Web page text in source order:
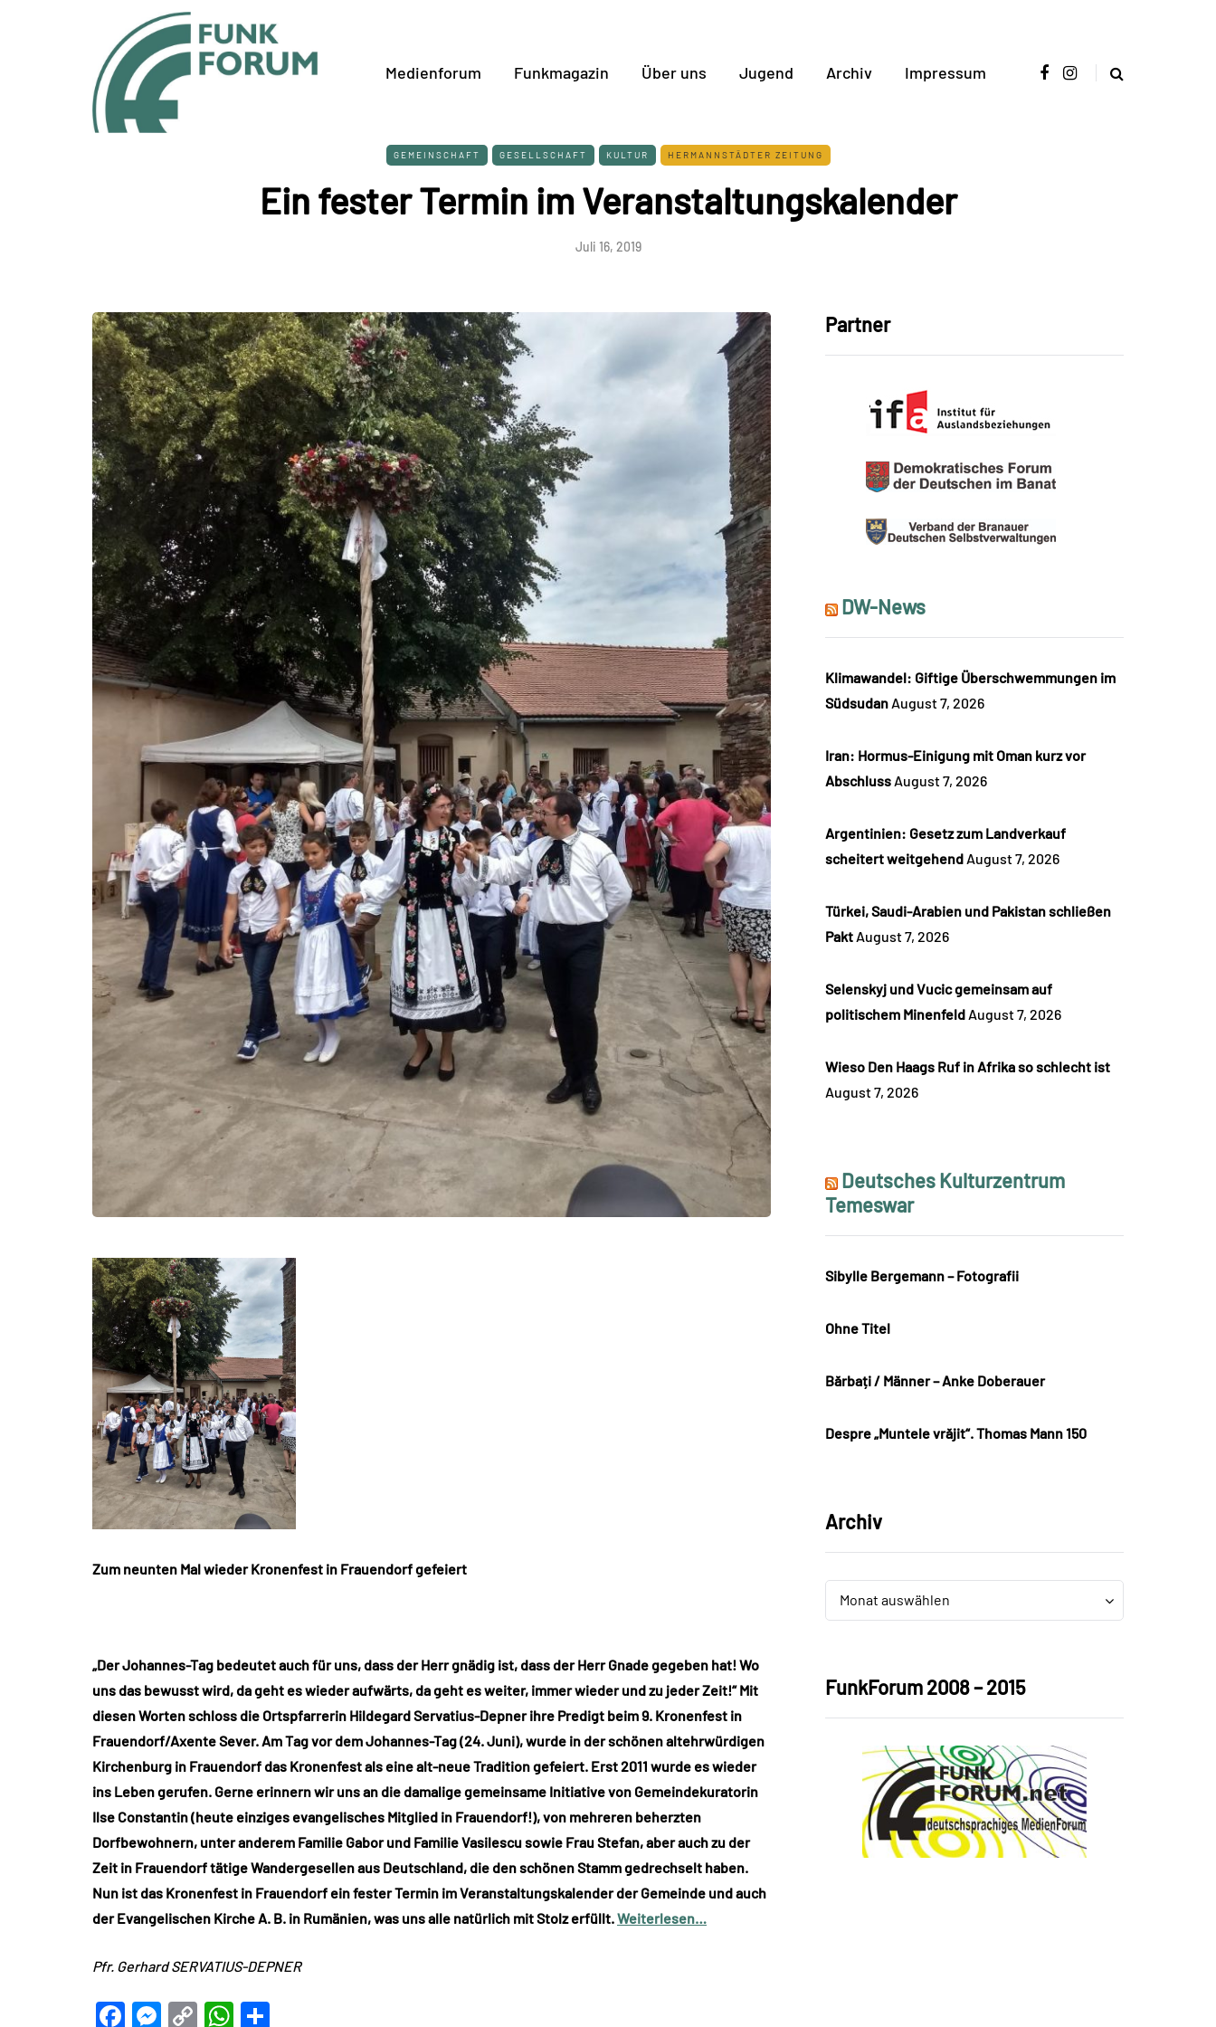
Medienforum Funkmagazin Über uns Jugend Archiv Impressum
GEMEINSCHAFT GESELLSCHAFT KULTUR HERMANNSTÄDTER ZEITUNG
Ein fester Termin im Veranstaltungskalender
Juli 16, 2019
Zum neunten Mal wieder Kronenfest in Frauendorf gefeiert
„Der Johannes-Tag bedeutet auch für uns, dass der Herr gnädig ist, dass der Herr Gnade gegeben hat! Wo
uns das bewusst wird, da geht es wieder aufwärts, da geht es weiter, immer wieder und zu jeder Zeit!“ Mit
diesen Worten schloss die Ortspfarrerin Hildegard Servatius-Depner ihre Predigt beim 9. Kronenfest in
Frauendorf/Axente Sever. Am Tag vor dem Johannes-Tag (24. Juni), wurde in der schönen altehrwürdigen
Kirchenburg in Frauendorf das Kronenfest als eine alt-neue Tradition gefeiert. Erst 2011 wurde es wieder
ins Leben gerufen. Gerne erinnern wir uns an die damalige gemeinsame Initiative von Gemeindekuratorin
Ilse Constantin (heute einziges evangelisches Mitglied in Frauendorf!), von mehreren beherzten
Dorfbewohnern, unter anderem Familie Gabor und Familie Vasilescu sowie Frau Stefan, aber auch zu der
Zeit in Frauendorf tätige Wandergesellen aus Deutschland, die den schönen Stamm gedrechselt haben.
Nun ist das Kronenfest in Frauendorf ein fester Termin im Veranstaltungskalender der Gemeinde und auch
der Evangelischen Kirche A. B. in Rumänien, was uns alle natürlich mit Stolz erfüllt.Weiterlesen…
Pfr. Gerhard SERVATIUS-DEPNER
Facebook
Messenger
CopyWhatsApp
Partner
DW-News
Klimawandel: Giftige Überschwemmungen im
Südsudan August 7, 2026
Iran: Hormus-Einigung mit Oman kurz vor
Abschluss August 7, 2026
Argentinien: Gesetz zum Landverkauf
scheitert weitgehend August 7, 2026
Türkei, Saudi-Arabien und Pakistan schließen
Pakt August 7, 2026
Selenskyj und Vucic gemeinsam auf
politischem Minenfeld August 7, 2026
Wieso Den Haags Ruf in Afrika so schlecht ist
August 7, 2026
Deutsches Kulturzentrum
Temeswar
Sibylle Bergemann – Fotografii
Ohne Titel
Bărbați / Männer – Anke Doberauer
Despre „Muntele vrăjit“. Thomas Mann 150
Archiv
Archiv
Monat auswählen
Archiv
FunkForum 2008 – 2015